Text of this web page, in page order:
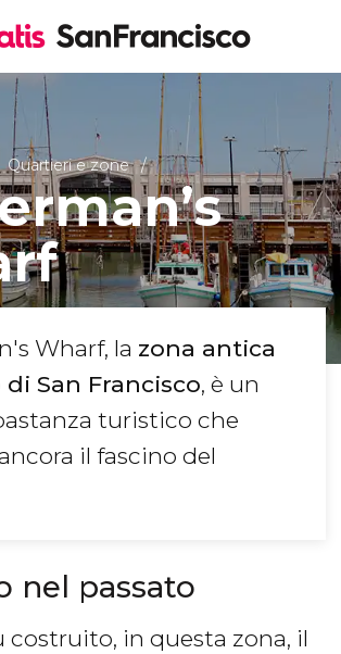
Quartieri e zone
Wharf, la zona antica
San Francisco, è un
turistico che
il fascino del
nel passato
costruito, in questa zona, il